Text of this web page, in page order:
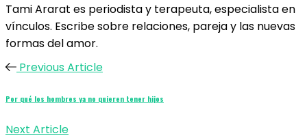
Tami Ararat es periodista y terapeuta, especialista en
vínculos. Escribe sobre relaciones, pareja y las nuevas
formas del amor.
Previous Article
Por qué los hombres ya no quieren tener hijos
Next Article